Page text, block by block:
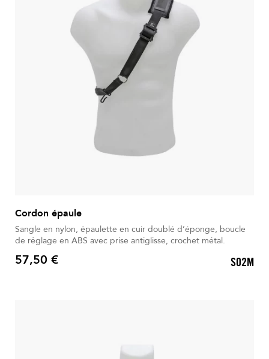
Cordon épaule
Sangle en nylon, épaulette en cuir doublé d’éponge, boucle
de réglage en ABS avec prise antiglisse, crochet métal.
Prix
57,50 € S02M